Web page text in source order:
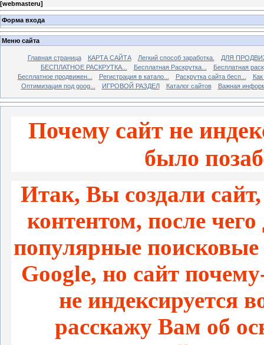
[webmasteru]
Форма входа
Меню сайта
Главная страница КАРТА САЙТА Легкий способ заработка.
ДЛЯ
БЕСПЛАТНОЕ РАСКРУТКА...
Бесплатная Раскрутка...
Бесплатная
Бесплатное продвижен...
Регистрация в катало... Раскрутка сайта бесп...
Оптимизация под goog...
ИГРОВОЙ РАЗДЕЛ Каталог сайтов Важная
Почему сайт не
было
Итак, Вы создали
контентом, после
популярные
Google, но сайт
не индексируется
расскажу Вам об